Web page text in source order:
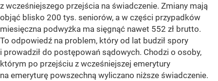
z wcześniejszego przejścia na świadczenie. Zmiany mają
objąć blisko 200 tys. seniorów, a w części przypadków
miesięczna podwyżka ma sięgnąć nawet 552 zł brutto.
To odpowiedź na problem, który od lat budził spory
i prowadził do postępowań sądowych. Chodzi o osoby,
którym po przejściu z wcześniejszej emerytury
na emeryturę powszechną wyliczano niższe świadczenie.